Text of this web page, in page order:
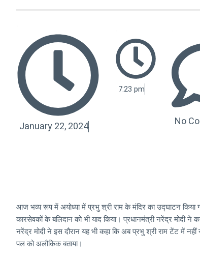
January 22, 2024
7:23 pm
No
आज भव्य रूप में अयोध्या में प्रभु श्री राम के मंदिर का उद्घाटन किया
कारसेवकों के बलिदान को भी याद किया। प्रधानमंत्री नरेंद्र मोदी
नरेंद्र मोदी ने इस दौरान यह भी कहा कि अब प्रभु श्री राम टेंट में
पल को अलौकिक बताया।